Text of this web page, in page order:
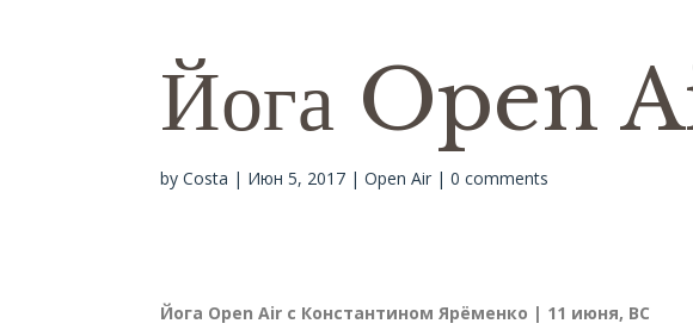
Йога Open
byCosta | Июн 5, 2017 |Open Air |0 comments
Йога OpenAir с Константином Ярёменко | 11 июня, ВС